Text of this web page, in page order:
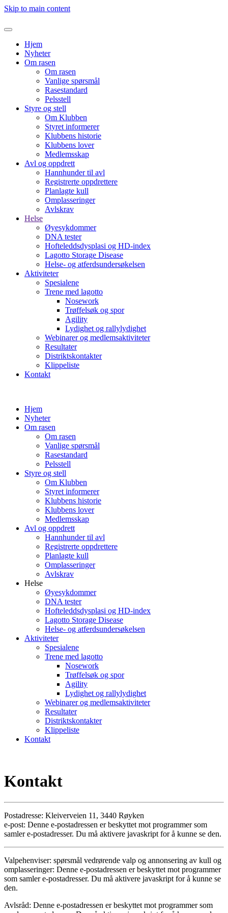
Skip to main content
Hjem
Nyheter
Om rasen
Om rasen
Vanlige spørsmål
Rasestandard
Pelsstell
Styre og stell
Om Klubben
Styret informerer
Klubbens historie
Klubbens lover
Medlemsskap
Avl og oppdrett
Hannhunder til avl
Registrerte oppdrettere
Planlagte kull
Omplasseringer
Avlskrav
Helse
Øyesykdommer
DNA tester
Hofteleddsdysplasi og HD-index
Lagotto Storage Disease
Helse- og atferdsundersøkelsen
Aktiviteter
Spesialene
Trene med lagotto
Nosework
Trøffelsøk og spor
Agility
Lydighet og rallylydighet
Webinarer og medlemsaktiviteter
Resultater
Distriktskontakter
Klippeliste
Kontakt
Hjem
Nyheter
Om rasen
Om rasen
Vanlige spørsmål
Rasestandard
Pelsstell
Styre og stell
Om Klubben
Styret informerer
Klubbens historie
Klubbens lover
Medlemsskap
Avl og oppdrett
Hannhunder til avl
Registrerte oppdrettere
Planlagte kull
Omplasseringer
Avlskrav
Helse
Øyesykdommer
DNA tester
Hofteleddsdysplasi og HD-index
Lagotto Storage Disease
Helse- og atferdsundersøkelsen
Aktiviteter
Spesialene
Trene med lagotto
Nosework
Trøffelsøk og spor
Agility
Lydighet og rallylydighet
Webinarer og medlemsaktiviteter
Resultater
Distriktskontakter
Klippeliste
Kontakt
Kontakt
Postadresse: Kleiverveien 11, 3440 Røyken
e-post: Denne e-postadressen er beskyttet mot programmer som
samler e-postadresser. Du må aktivere javaskript for å kunne se den.
Valpehenviser: spørsmål vedrørende valp og annonsering av kull og
omplasseringer: Denne e-postadressen er beskyttet mot programmer
som samler e-postadresser. Du må aktivere javaskript for å kunne se
den.
Avlsråd: Denne e-postadressen er beskyttet mot programmer som